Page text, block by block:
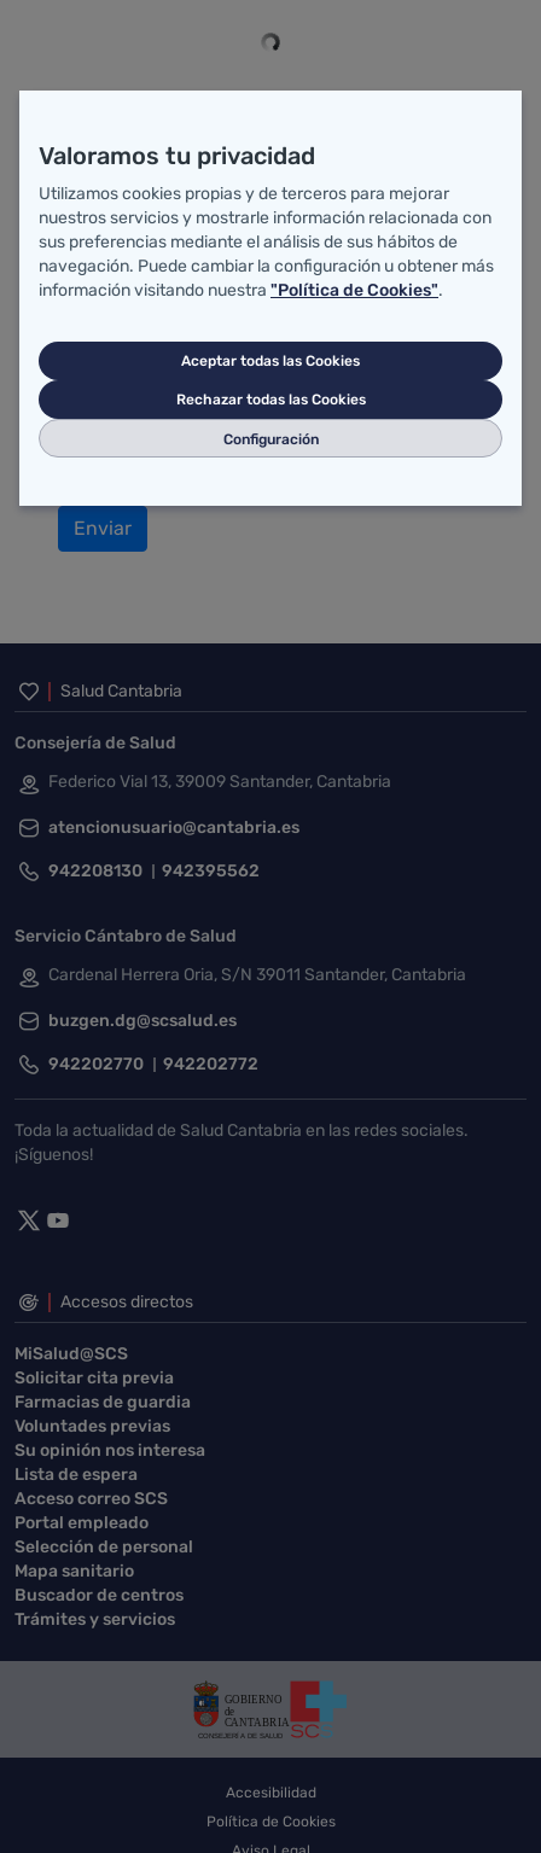
Enviar
Inicio del pie de página
Salud Cantabria
Consejería de Salud
Federico Vial 13, 39009 Santander, Cantabria
atencionusuario@cantabria.es
942208130 942395562
Servicio Cántabro de Salud
Cardenal Herrera Oria, S/N 39011 Santander, Cantabria
buzgen.dg@scsalud.es
942202770 942202772
Toda la actualidad de Salud Cantabria en las redes sociales.
¡Síguenos!
Accesos directos
MiSalud@SCS
Solicitar cita previa
Farmacias de guardia
Voluntades previas
Su opinión nos interesa
Lista de espera
Acceso correo SCS
Portal empleado
Selección de personal
Mapa sanitario
Buscador de centros
Trámites y servicios
Accesibilidad
Política de Cookies
Valoramos tu privacidad
Utilizamos cookies propias y de terceros para mejorar
nuestros servicios y mostrarle información relacionada con
sus preferencias mediante el análisis de sus hábitos de
navegación. Puede cambiar la configuración u obtener más
información visitando nuestra "Política de Cookies".
Aceptar todas las Cookies
Rechazar todas las Cookies
Configuración